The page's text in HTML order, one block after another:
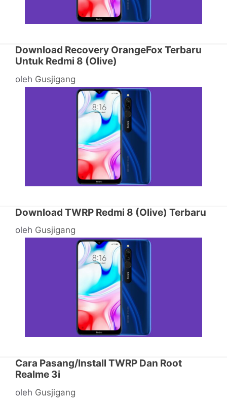
Download Recovery OrangeFox Terbaru
Untuk Redmi 8 (Olive)
oleh Gusjigang
Download TWRP Redmi 8 (Olive) Terbaru
oleh Gusjigang
Cara Pasang/Install TWRP Dan Root
Realme 3i
oleh Gusjigang